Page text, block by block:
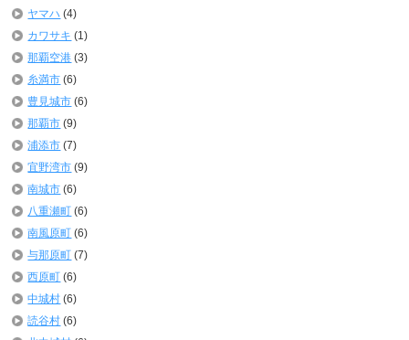
ヤマハ (4)
カワサキ (1)
那覇空港 (3)
糸満市 (6)
豊見城市 (6)
那覇市 (9)
浦添市 (7)
宜野湾市 (9)
南城市 (6)
八重瀬町 (6)
南風原町 (6)
与那原町 (7)
西原町 (6)
中城村 (6)
読谷村 (6)